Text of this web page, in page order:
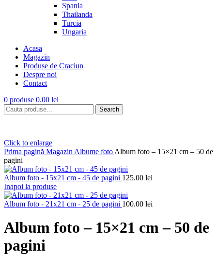
Spania
Thailanda
Turcia
Ungaria
Acasa
Magazin
Produse de Craciun
Despre noi
Contact
0 produse 0.00 lei
Search
Click to enlarge
Prima pagină Magazin Albume foto Album foto – 15×21 cm – 50 de
pagini
Album foto - 15x21 cm - 45 de pagini 125.00 lei
Inapoi la produse
Album foto - 21x21 cm - 25 de pagini 100.00 lei
Album foto – 15×21 cm – 50 de
pagini